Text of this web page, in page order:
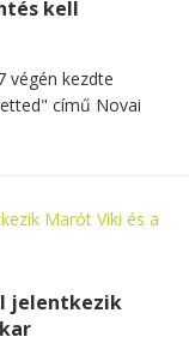
kell
végén kezdte
című Novai
jelentkezik